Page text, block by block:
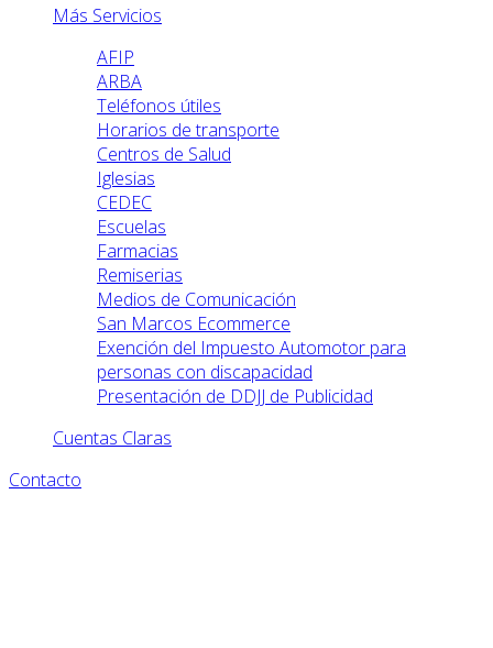
Más Servicios
AFIP
ARBA
Teléfonos útiles
Horarios de transporte
Centros de Salud
Iglesias
CEDEC
Escuelas
Farmacias
Remiserias
Medios de Comunicación
San Marcos Ecommerce
Exención del Impuesto Automotor para
personas con discapacidad
Presentación de DDJJ de Publicidad
Cuentas Claras
Contacto